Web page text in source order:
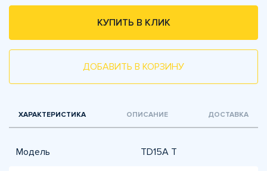
КУПИТЬ В КЛИК
ДОБАВИТЬ В КОРЗИНУ
ХАРАКТЕРИСТИКА ОПИСАНИЕ ДОСТАВКА
Модель ТD15A T